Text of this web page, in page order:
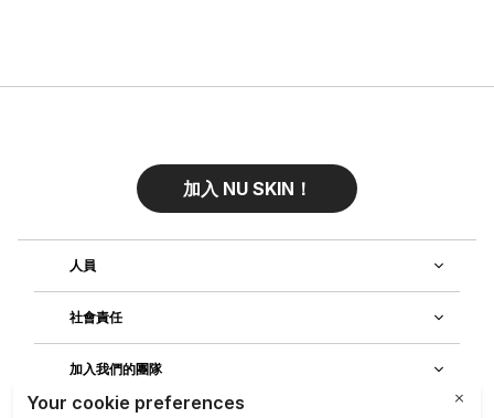
加入 NU SKIN！
人員
社會責任
加入我們的團隊